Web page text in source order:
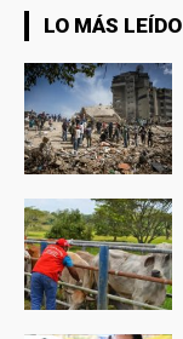
LO MÁS LEÍDO